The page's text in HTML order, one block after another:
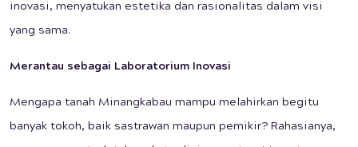
inovasi, menyatukan estetika dan rasionalitas dalam visi
yang sama.
Merantau sebagai Laboratorium Inovasi
Mengapa tanah Minangkabau mampu melahirkan begitu
banyak tokoh, baik sastrawan maupun pemikir? Rahasianya,